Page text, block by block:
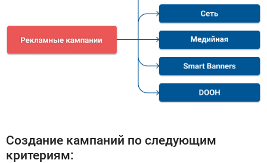
Создание кампаний по следующим
критериям: